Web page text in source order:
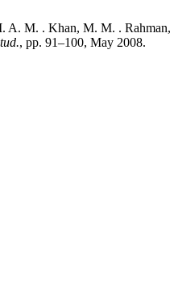
A. M. . Khan, M. M. .
, pp. 91–100, May 2008.